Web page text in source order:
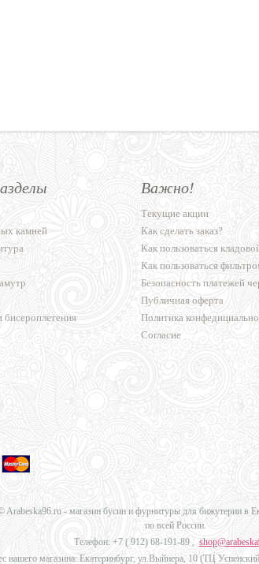
камней
Важно!
Текущие акции
Как сделать заказ?
Как пользоваться
Как пользоваться
Безопасность платежей
Публичная оферта
Политика
Согласие
- магазин бусин и фурнитуры для бижутерии в
по всей России.
Телефон: +7 ( 912) 68-191-89,
нашего магазина: Екатеринбург, ул.Выйнера, 10 (ТЦ